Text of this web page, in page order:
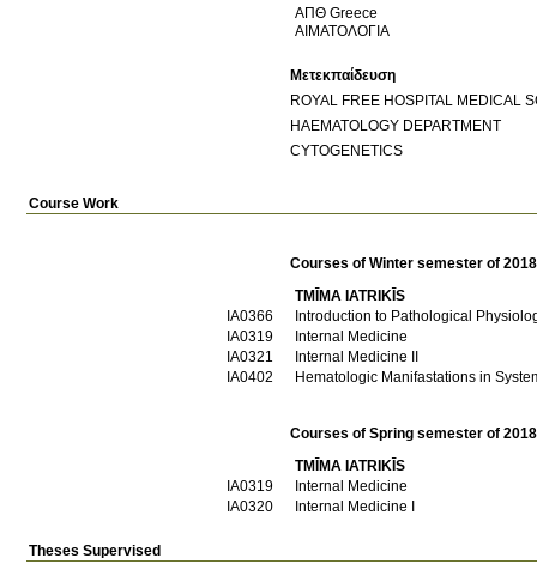
ΑΠΘ Greece
ΑΙΜΑΤΟΛΟΓΙΑ
Μετεκπαίδευση
CYTOGENETICS
Course Work
Courses of Winter semester of
TMĪMA IATRIKĪS
IA0366
Introduction to Pathological
ΙΑ0319
Internal Medicine
ΙΑ0321
Internal Medicine II
ΙΑ0402
Hematologic Manifastations in
Courses of Spring semester of
TMĪMA IATRIKĪS
ΙΑ0319
Internal Medicine
ΙΑ0320
Internal Medicine I
Theses Supervised